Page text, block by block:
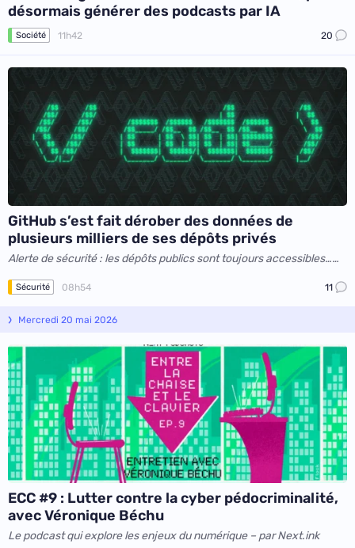
désormais générer des podcasts par IA
Société 11h42 20
GitHub s’est fait dérober des données de
plusieurs milliers de ses dépôts privés
Alerte de sécurité : les dépôts publics sont toujours accessibles…
Sécurité 08h54 11
Mercredi 20 mai 2026
ECC #9 : Lutter contre la cyber pédocriminalité,
avec Véronique Béchu
Le podcast qui explore les enjeux du numérique – par Next.ink